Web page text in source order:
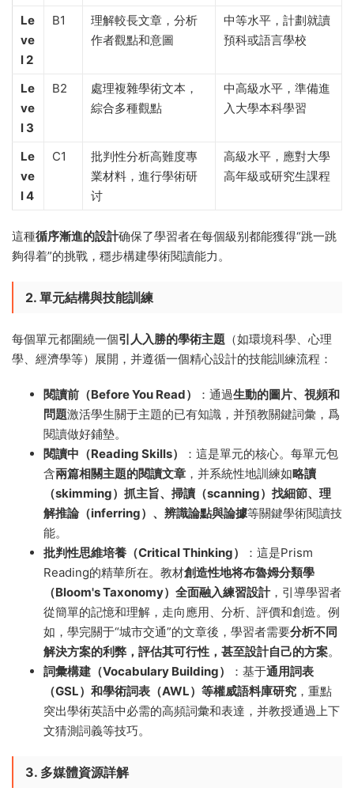
Le
ve
l 2
B1
理解較長文章，分析
作者觀點和意圖
中等水平，計劃就讀
預科或語言學校
Le
ve
l 3
B2
處理複雜學術文本，
綜合多種觀點
中高級水平，準備進
入大學本科學習
Le
ve
l 4
C1
批判性分析高難度專
業材料，進行學術研
讨
高級水平，應對大學
高年級或研究生課程
這種循序漸進的設計确保了學習者在每個級别都能獲得“跳一跳
夠得着”的挑戰，穩步構建學術閱讀能力。
2. 單元結構與技能訓練
每個單元都圍繞一個引人入勝的學術主題 （如環境科學、心理
學、經濟學等）展開，并遵循一個精心設計的技能訓練流程：
閱讀前（Before You Read） ：通過生動的圖片、視頻和
問題激活學生關于主題的已有知識，并預教關鍵詞彙，爲
閱讀做好鋪墊。
閱讀中（Reading Skills）
：這是單元的核心。每單元包
含兩篇相關主題的閱讀文章 ，并系統性地訓練如略讀
（skimming）抓主旨、掃讀（scanning）找細節、理
解推論（inferring）、辨識論點與論據等關鍵學術閱讀技
能。
批判性思維培養（Critical Thinking）
：這是Prism
Reading的精華所在。教材創造性地将布魯姆分類學
（Bloom's Taxonomy）全面融入練習設計，引導學習者
從簡單的記憶和理解，走向應用、分析、評價和創造。例
如，學完關于“城市交通”的文章後，學習者需要分析不同
解決方案的利弊，評估其可行性，甚至設計自己的方案。
詞彙構建（Vocabulary Building）
：基于通用詞表
（GSL）和學術詞表（AWL）等權威語料庫研究 ，重點
突出學術英語中必需的高頻詞彙和表達，并教授通過上下
文猜測詞義等技巧。
3. 多媒體資源詳解